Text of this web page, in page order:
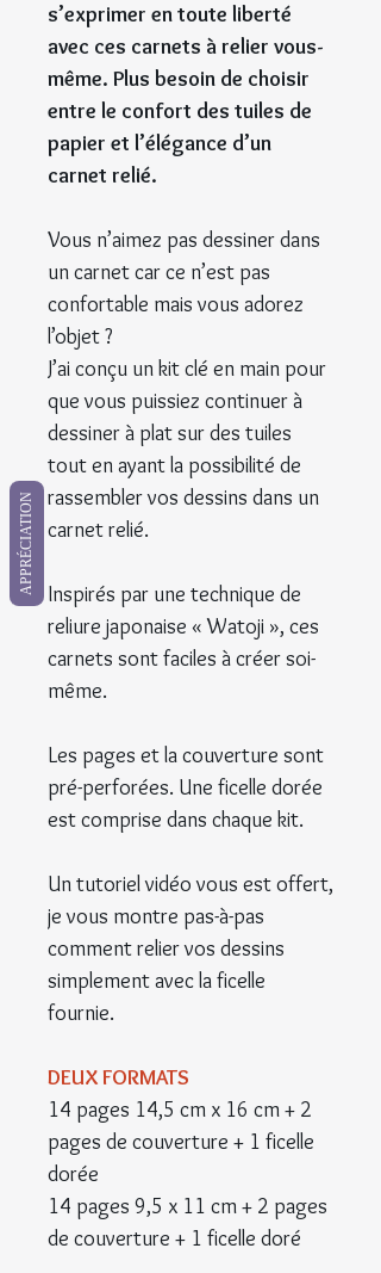
s’exprimer en toute liberté
avec ces carnets à relier vous-
même. Plus besoin de choisir
entre le confort des tuiles de
papier et l’élégance d’un
carnet relié.
Vous n’aimez pas dessiner dans
un carnet car ce n’est pas
confortable mais vous adorez
l’objet ?
J’ai conçu un kit clé en main pour
que vous puissiez continuer à
dessiner à plat sur des tuiles
tout en ayant la possibilité de
rassembler vos dessins dans un
carnet relié.
Inspirés par une technique de
reliure japonaise « Watoji », ces
carnets sont faciles à créer soi-
même.
Les pages et la couverture sont
pré-perforées. Une ficelle dorée
est comprise dans chaque kit.
Un tutoriel vidéo vous est offert,
je vous montre pas-à-pas
comment relier vos dessins
simplement avec la ficelle
fournie.
DEUX FORMATS
14 pages 14,5 cm x 16 cm + 2
pages de couverture + 1 ficelle
dorée
14 pages 9,5 x 11 cm + 2 pages
de couverture + 1 ficelle doré
APPRÉCIATION